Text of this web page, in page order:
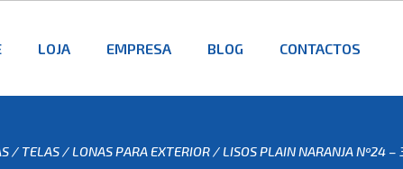
LOJA EMPRESA BLOG CONTACTOS
/ TELAS / LONAS PARA EXTERIOR / LISOS PLAIN NARANJA Nº24 –